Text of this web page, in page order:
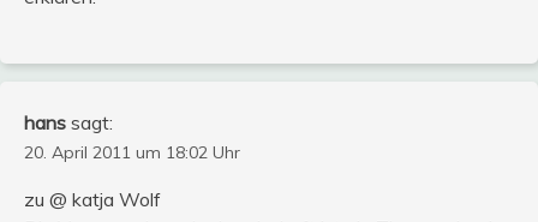
hans sagt:
20. April 2011 um 18:02 Uhr
zu @ katja Wolf